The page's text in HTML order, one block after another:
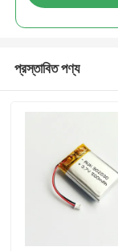
প্রস্তাবিত পণ্য